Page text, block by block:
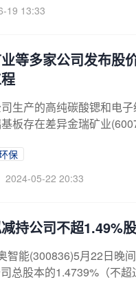
19 13:33
等多家公司发布股
司生产的高纯碳酸锶和电
板存在差异金瑞矿业
保
2024-05-22 20:33
持公司不超1.49%
智能(300836)5月22日晚
总股本的1.4739%（不